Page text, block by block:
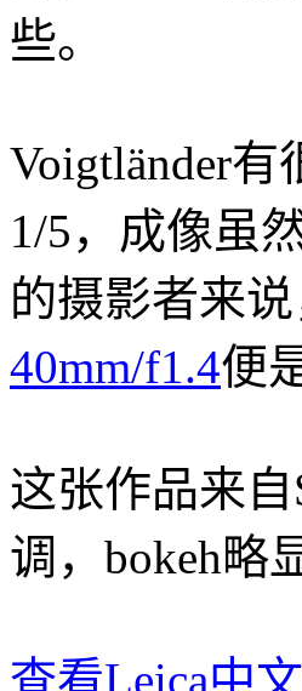
些。
Voigtländer
1/5，成像虽
的摄影者来
40mm/f1.4便
这张作品来
调，bokeh略
查看Leica中